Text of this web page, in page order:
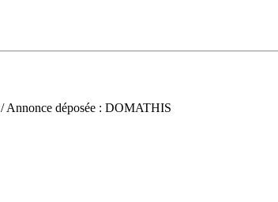
/ Annonce déposée : DOMATHIS